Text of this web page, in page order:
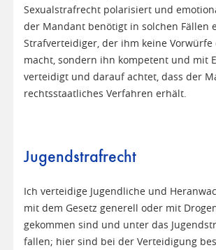
Sexualstrafrecht polarisiert und
der Mandant benötigt in solchen Fällen
Strafverteidiger, der ihm keine Vorwürfe
macht, sondern ihn kompetent und mit
verteidigt und darauf achtet, dass der
rechtsstaatliches Verfahren erhält.
Jugendstrafrecht
Ich verteidige Jugendliche und
mit dem Gesetz generell oder mit
gekommen sind und unter das
fallen; hier sind bei der Verteidigung